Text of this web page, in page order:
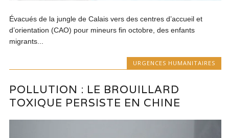
Évacués de la jungle de Calais vers des centres d’accueil et
d’orientation (CAO) pour mineurs fin octobre, des enfants
migrants...
URGENCES HUMANITAIRES
POLLUTION : LE BROUILLARD
TOXIQUE PERSISTE EN CHINE